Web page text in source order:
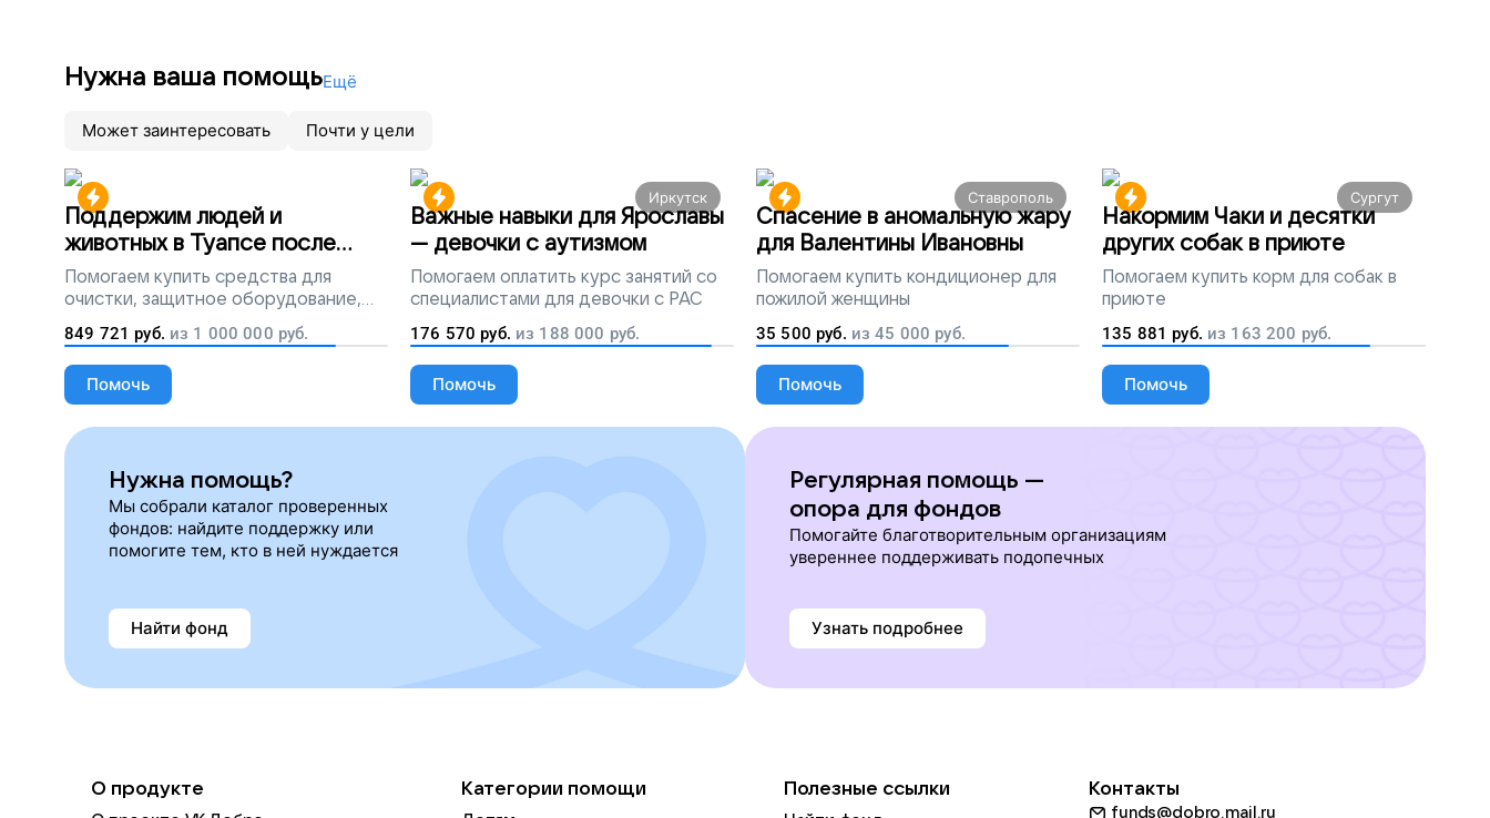
Нужна ваша помощьЕщё
Может заинтересовать Почти у цели
Поддержим людей и
животных в Туапсе после
разлива мазута
Помогаем купить средства для
очистки, защитное оборудование,
лекарства, корм и предметы первой
необходимости
849 721 руб. из 1 000 000 руб.
Помочь
Иркутск
Важные навыки для Ярославы
— девочки с аутизмом
Помогаем оплатить курс занятий со
специалистами для девочки с РАС
176 570 руб. из 188 000 руб.
Помочь
Ставрополь
Спасение в аномальную жару
для Валентины Ивановны
Помогаем купить кондиционер для
пожилой женщины
35 500 руб. из45 000 руб.
Помочь
Сургут
Накормим Чаки и десятки
других собак в приюте
Помогаем купить корм для собак в
приюте
135 881 руб. из 163 200 руб.
Помочь
Нужна помощь?
Мы собрали каталог проверенных
фондов: найдите поддержку или
помогите тем, кто в ней нуждается
Найти фонд
Регулярная помощь —
опора для фондов
Помогайте благотворительным организациям
увереннее поддерживать подопечных
Узнать подробнее
О продукте Категории помощи Полезные ссылки Контакты
funds@dobro.mail.ru